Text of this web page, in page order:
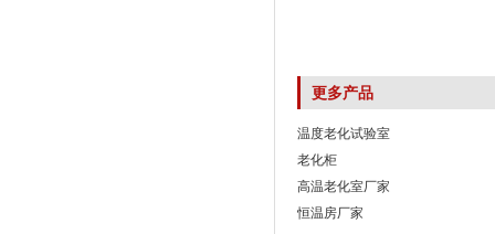
更多产品
温度老化试验室
老化柜
高温老化室厂家
恒温房厂家